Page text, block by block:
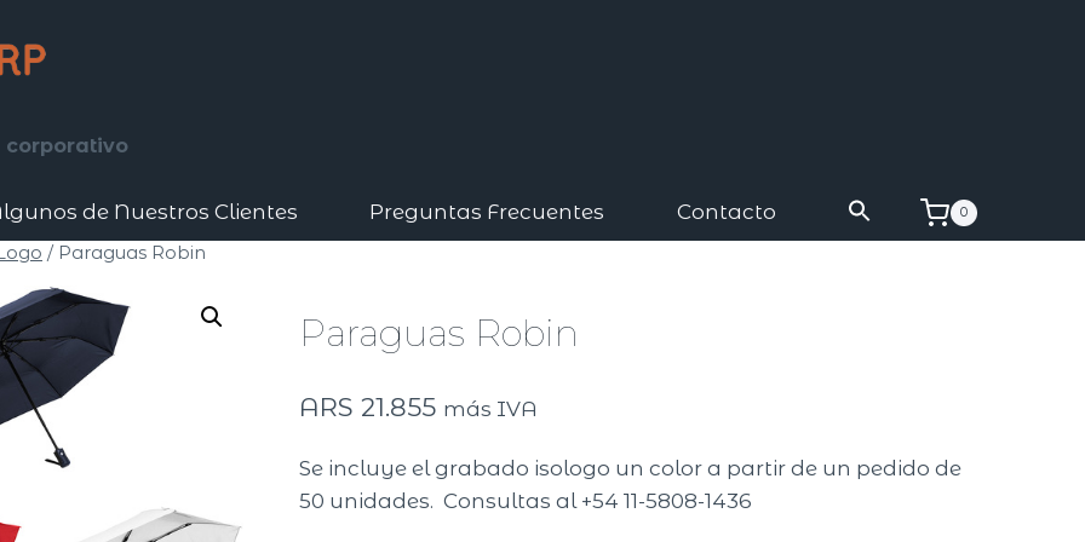
corporativo
de Nuestros Clientes Preguntas Frecuentes Contacto 0
/ Paraguas Robin
Paraguas Robin
ARS 21.855 más IVA
Se incluye el grabado isologo un color a partir de un pedido de
50 unidades. Consultas al +54 11-5808-1436